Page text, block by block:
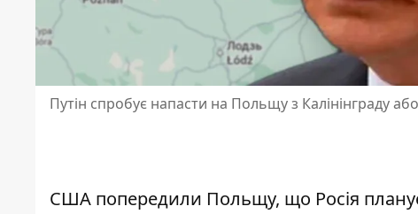
Путін спробує напасти на Польщу з Калінінграду або
США попередили Польщу, що Росія